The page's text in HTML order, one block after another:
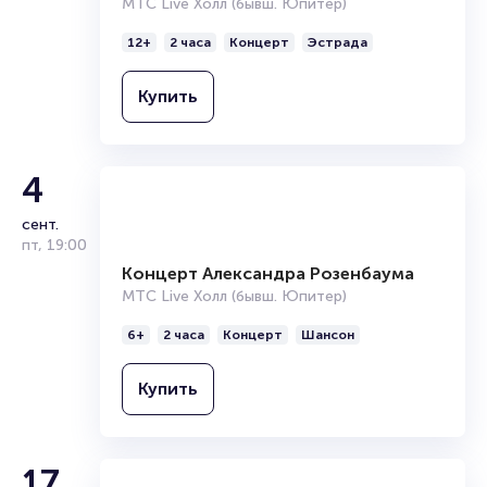
ОрганизаторамМТС Live Холл (бывш. Юпитер)
12+ 2 часа Концерт Эстрада
Купить
4
сент.
пт, 19:00
Концерт Александра Розенбаума
6+ 2 часа